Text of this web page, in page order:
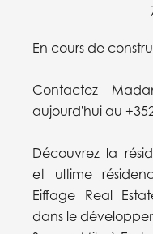
En cours de
Contactez
aujourd'hui au
Découvrez la
et ultime
Eiffage Real
dans le